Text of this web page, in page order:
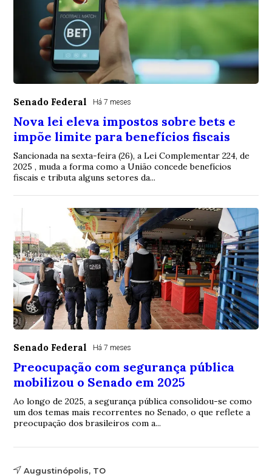
Senado Federal Há 7 meses
Nova lei eleva impostos sobre bets e
impõe limite para benefícios fiscais
Sancionada na sexta-feira (26), a Lei Complementar 224, de
2025 , muda a forma como a União concede benefícios
fiscais e tributa alguns setores da...
Senado Federal Há 7 meses
Preocupação com segurança pública
mobilizou o Senado em 2025
Ao longo de 2025, a segurança pública consolidou-se como
um dos temas mais recorrentes no Senado, o que reflete a
preocupação dos brasileiros com a...
Augustinópolis, TO